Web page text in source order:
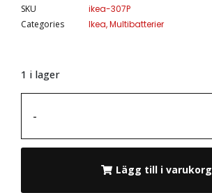
SKU
ikea-307P
Categories
Ikea,Multibatterier
1 i lager
-
Lägg till i varukorg